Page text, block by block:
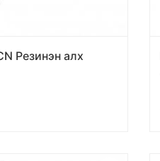
Резинэн алх